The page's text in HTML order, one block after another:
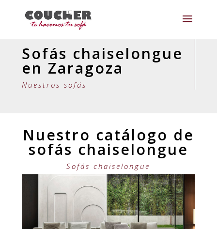
Sofás chaiselongue
en Zaragoza
Nuestros sofás
Nuestro catálogo de
sofás chaiselongue
Sofás chaiselongue